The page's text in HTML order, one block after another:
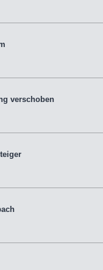
verschoben